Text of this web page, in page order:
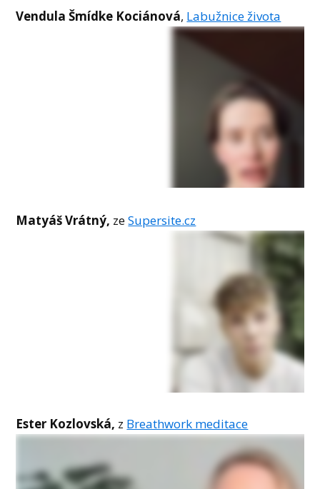
Vendula Šmídke Kociánová, Labužnice života
Matyáš Vrátný, zeSupersite.cz
Ester Kozlovská, z Breathwork meditace